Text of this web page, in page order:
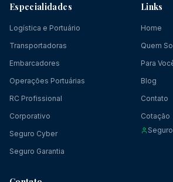
Especialidades
Logística e Portuário
Transportadoras
Embarcadores
Operações Portuárias
RC Profissional
Corporativo
Seguro Cyber
Seguro Garantia
Links
Home
Quem
Para
Blog
Contato
Cotação